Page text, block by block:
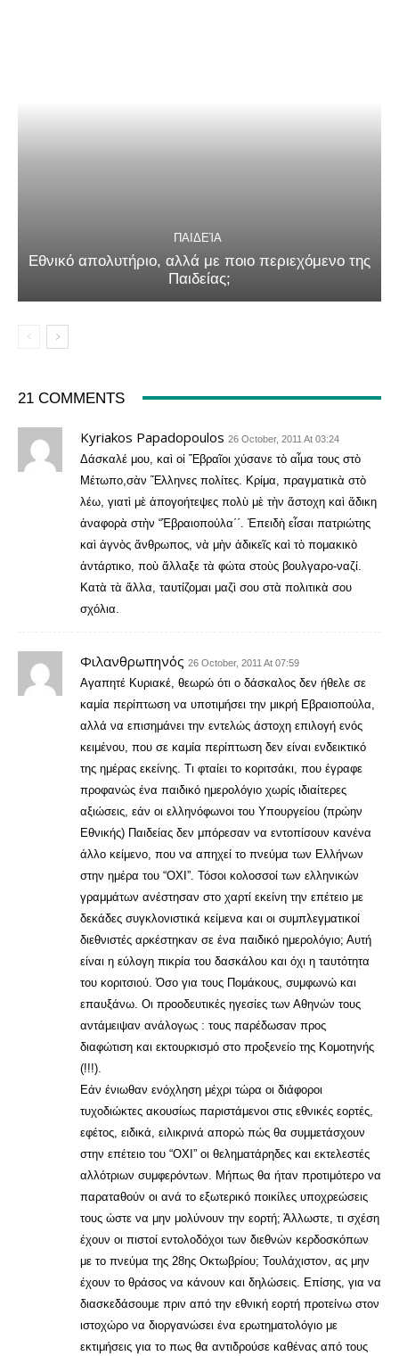
ΠΑΙΔΕΊΑ
Εθνικό απολυτήριο, αλλά με ποιο περιεχόμενο της
Παιδείας;
21 COMMENTS
Kyriakos Papadopoulos 26 October, 2011 At 03:24
Δάσκαλέ μου, καὶ οἱ Ἔβραῖοι χύσανε τὸ αἶμα τους στὸ
Μέτωπο,σὰν Ἕλληνες πολίτες. Κρίμα, πραγματικὰ στὸ
λέω, γιατὶ μὲ ἀπογοήτεψες πολὺ μὲ τὴν ἄστοχη καὶ ἄδικη
ἀναφορὰ στὴν “Ἐβραιοπούλα΄΄. Ἐπειδὴ εἶσαι πατριώτης
καὶ ἀγνὸς ἄνθρωπος, νὰ μὴν ἀδικεῖς καὶ τὸ πομακικὸ
ἀντάρτικο, ποὺ ἄλλαξε τὰ φώτα στοὺς βουλγαρο-ναζί.
Κατὰ τὰ ἄλλα, ταυτίζομαι μαζὶ σου στὰ πολιτικὰ σου
σχόλια.
Φιλανθρωπηνός 26 October, 2011 At 07:59
Αγαπητέ Κυριακέ, θεωρώ ότι ο δάσκαλος δεν ήθελε σε
καμία περίπτωση να υποτιμήσει την μικρή Εβραιοπούλα,
αλλά να επισημάνει την εντελώς άστοχη επιλογή ενός
κειμένου, που σε καμία περίπτωση δεν είναι ενδεικτικό
της ημέρας εκείνης. Τι φταίει το κοριτσάκι, που έγραφε
προφανώς ένα παιδικό ημερολόγιο χωρίς ιδιαίτερες
αξιώσεις, εάν οι ελληνόφωνοι του Υπουργείου (πρώην
Εθνικής) Παιδείας δεν μπόρεσαν να εντοπίσουν κανένα
άλλο κείμενο, που να απηχεί το πνεύμα των Ελλήνων
στην ημέρα του “ΟΧΙ”. Τόσοι κολοσσοί των ελληνικών
γραμμάτων ανέστησαν στο χαρτί εκείνη την επέτειο με
δεκάδες συγκλονιστικά κείμενα και οι συμπλεγματικοί
διεθνιστές αρκέστηκαν σε ένα παιδικό ημερολόγιο; Αυτή
είναι η εύλογη πικρία του δασκάλου και όχι η ταυτότητα
του κοριτσιού. Όσο για τους Πομάκους, συμφωνώ και
επαυξάνω. Οι προοδευτικές ηγεσίες των Αθηνών τους
αντάμειψαν ανάλογως : τους παρέδωσαν προς
διαφώτιση και εκτουρκισμό στο προξενείο της Κομοτηνής
(!!!).
Εάν ένιωθαν ενόχληση μέχρι τώρα οι διάφοροι
τυχοδιώκτες ακουσίως παριστάμενοι στις εθνικές εορτές,
εφέτος, ειδικά, ειλικρινά απορώ πώς θα συμμετάσχουν
στην επέτειο του “ΟΧΙ” οι θεληματάρηδες και εκτελεστές
αλλότριων συμφερόντων. Μήπως θα ήταν προτιμότερο να
παραταθούν οι ανά το εξωτερικό ποικίλες υποχρεώσεις
τους ώστε να μην μολύνουν την εορτή; Άλλωστε, τι σχέση
έχουν οι πιστοί εντολοδόχοι των διεθνών κερδοσκόπων
με το πνεύμα της 28ης Οκτωβρίου; Τουλάχιστον, ας μην
έχουν το θράσος να κάνουν και δηλώσεις. Επίσης, για να
διασκεδάσουμε πριν από την εθνική εορτή προτείνω στον
ιστοχώρο να διοργανώσει ένα ερωτηματολόγιο με
εκτιμήσεις για το πως θα αντιδρούσε καθένας από τους